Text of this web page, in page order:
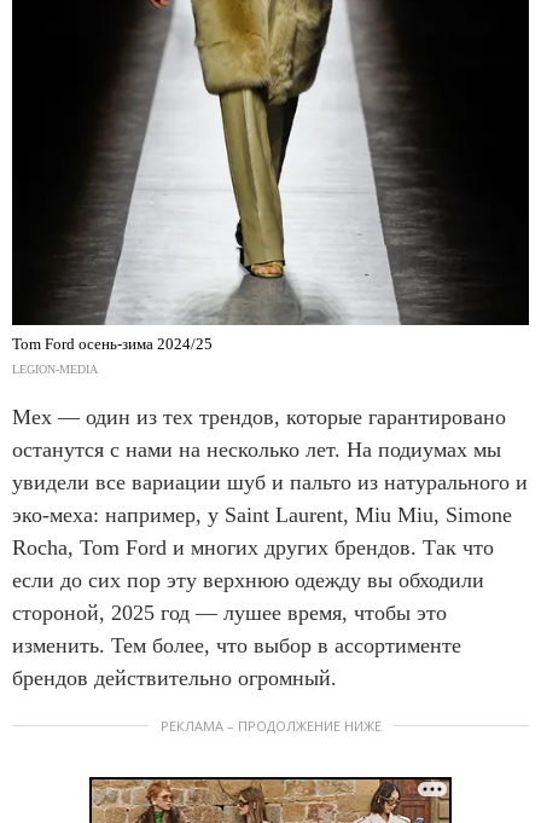
Tom Ford осень-зима 2024/25
LEGION-MEDIA
Мех — один из тех трендов, которые гарантировано
останутся с нами на несколько лет. На подиумах мы
увидели все вариации шуб и пальто из натурального и
эко-меха: например, у Saint Laurent, Miu Miu, Simone
Rocha, Tom Ford и многих других брендов. Так что
если до сих пор эту верхнюю одежду вы обходили
стороной, 2025 год — лушее время, чтобы это
изменить. Тем более, что выбор в ассортименте
брендов действительно огромный.
РЕКЛАМА – ПРОДОЛЖЕНИЕ НИЖЕ